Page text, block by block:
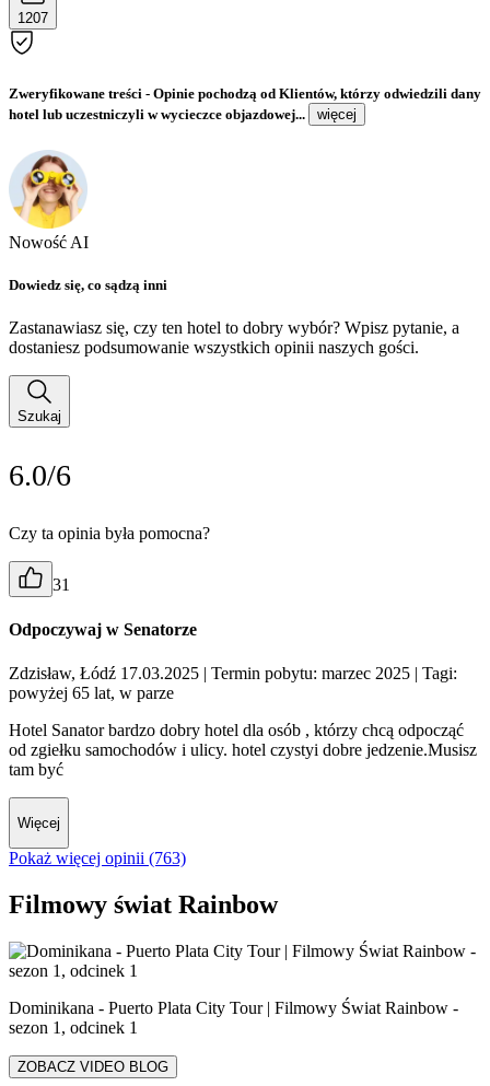
1207
Zweryfikowane treści - Opinie pochodzą od Klientów, którzy odwiedzili dany
hotel lub uczestniczyli w wycieczce objazdowej...
więcej
Nowość AI
Dowiedz się, co sądzą inni
Zastanawiasz się, czy ten hotel to dobry wybór? Wpisz pytanie, a
dostaniesz podsumowanie wszystkich opinii naszych gości.
Szukaj
6.0/6
Czy ta opinia była pomocna?
31
Odpoczywaj w Senatorze
Zdzisław, Łódź 17.03.2025 | Termin pobytu: marzec 2025 | Tagi:
powyżej 65 lat, w parze
Hotel Sanator bardzo dobry hotel dla osób , którzy chcą odpocząć
od zgiełku samochodów i ulicy. hotel czystyi dobre jedzenie.Musisz
tam być
Więcej
Pokaż więcej opinii (763)
Filmowy świat Rainbow
Dominikana - Puerto Plata City Tour | Filmowy Świat Rainbow -
sezon 1, odcinek 1
ZOBACZ VIDEO BLOG